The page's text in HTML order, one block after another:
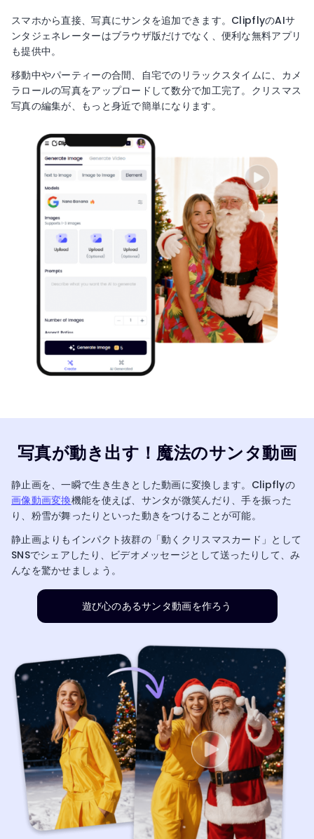
スマホから直接、写真にサンタを追加できます。ClipflyのAIサ
ンタジェネレーターはブラウザ版だけでなく、便利な無料アプリ
も提供中。
移動中やパーティーの合間、自宅でのリラックスタイムに、カメ
ラロールの写真をアップロードして数分で加工完了。クリスマス
写真の編集が、もっと身近で簡単になります。
写真が動き出す！魔法のサンタ動画
静止画を、一瞬で生き生きとした動画に変換します。Clipflyの
画像動画変換機能を使えば、サンタが微笑んだり、手を振った
り、粉雪が舞ったりといった動きをつけることが可能。
静止画よりもインパクト抜群の「動くクリスマスカード」として
SNSでシェアしたり、ビデオメッセージとして送ったりして、み
んなを驚かせましょう。
遊び心のあるサンタ動画を作ろう